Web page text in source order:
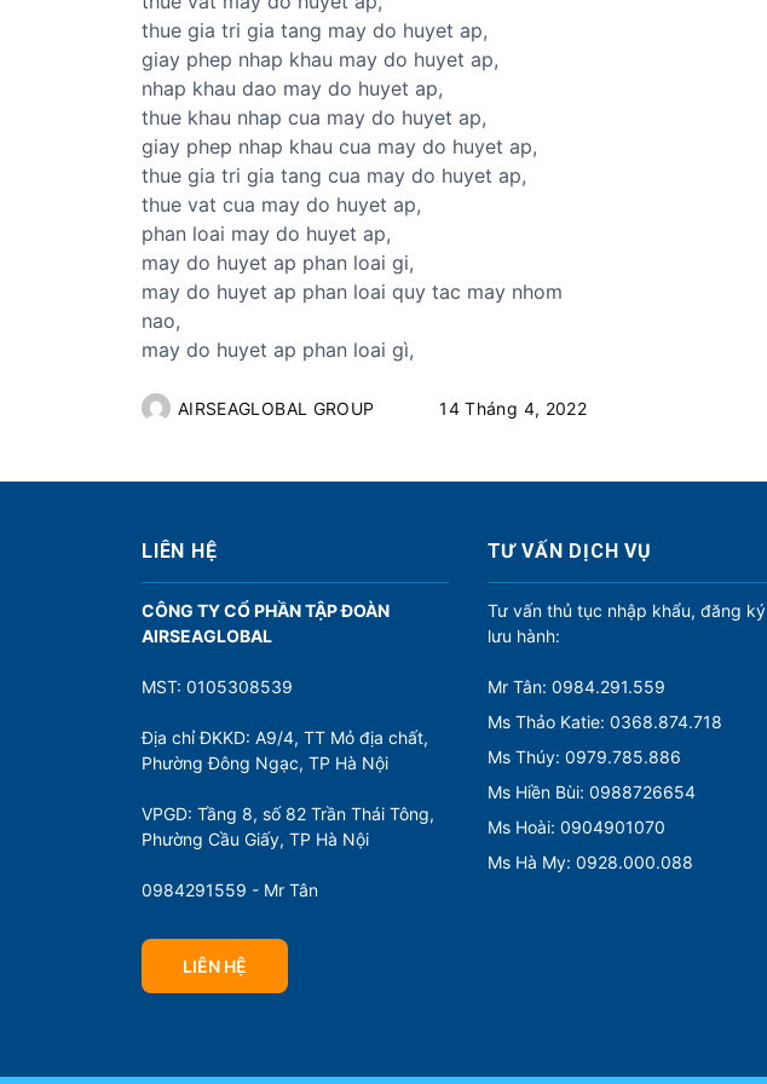
thue gia tri gia tang may do huyet ap,
giay phep nhap khau may do huyet ap,
nhap khau dao may do huyet ap,
thue khau nhap cua may do huyet ap,
giay phep nhap khau cua may do huyet ap,
thue gia tri gia tang cua may do huyet ap,
thue vat cua may do huyet ap,
phan loai may do huyet ap,
may do huyet ap phan loai gi,
may do huyet ap phan loai quy tac may nhom
nao,
may do huyet ap phan loai gì,
AIRSEAGLOBAL GROUP 14 Tháng 4, 2022
LIÊN HỆ
CÔNG TY CỔ PHẦN TẬP ĐOÀN
AIRSEAGLOBAL
MST: 0105308539
Địa chỉ ĐKKD: A9/4, TT Mỏ địa chất,
Phường Đông Ngạc, TP Hà Nội
VPGD: Tầng 8, số 82 Trần Thái Tông,
Phường Cầu Giấy, TP Hà Nội
0984291559 - Mr Tân
LIÊN HỆ
TƯ VẤN DỊCH VỤ
Tư vấn thủ tục nhập khẩu, đăng ký
lưu hành:
Mr Tân: 0984.291.559
Ms Thảo Katie: 0368.874.718
Ms Thúy: 0979.785.886
Ms Hiền Bùi: 0988726654
Ms Hoài: 0904901070
Ms Hà My: 0928.000.088